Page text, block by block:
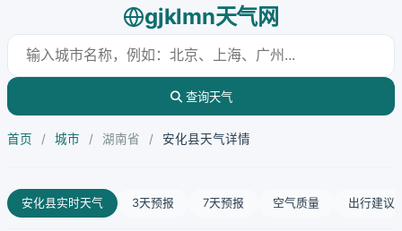
gjklmn天气网
查询天气
首页 / 城市 / 湖南省 / 安化县天气详情
安化县实时天气 3天预报 7天预报 空气质量 出行建议